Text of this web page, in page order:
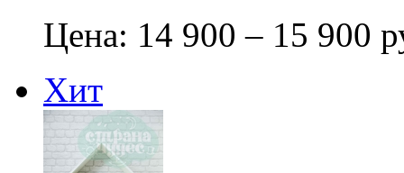
Цена: 14 900 – 15 900
Хит